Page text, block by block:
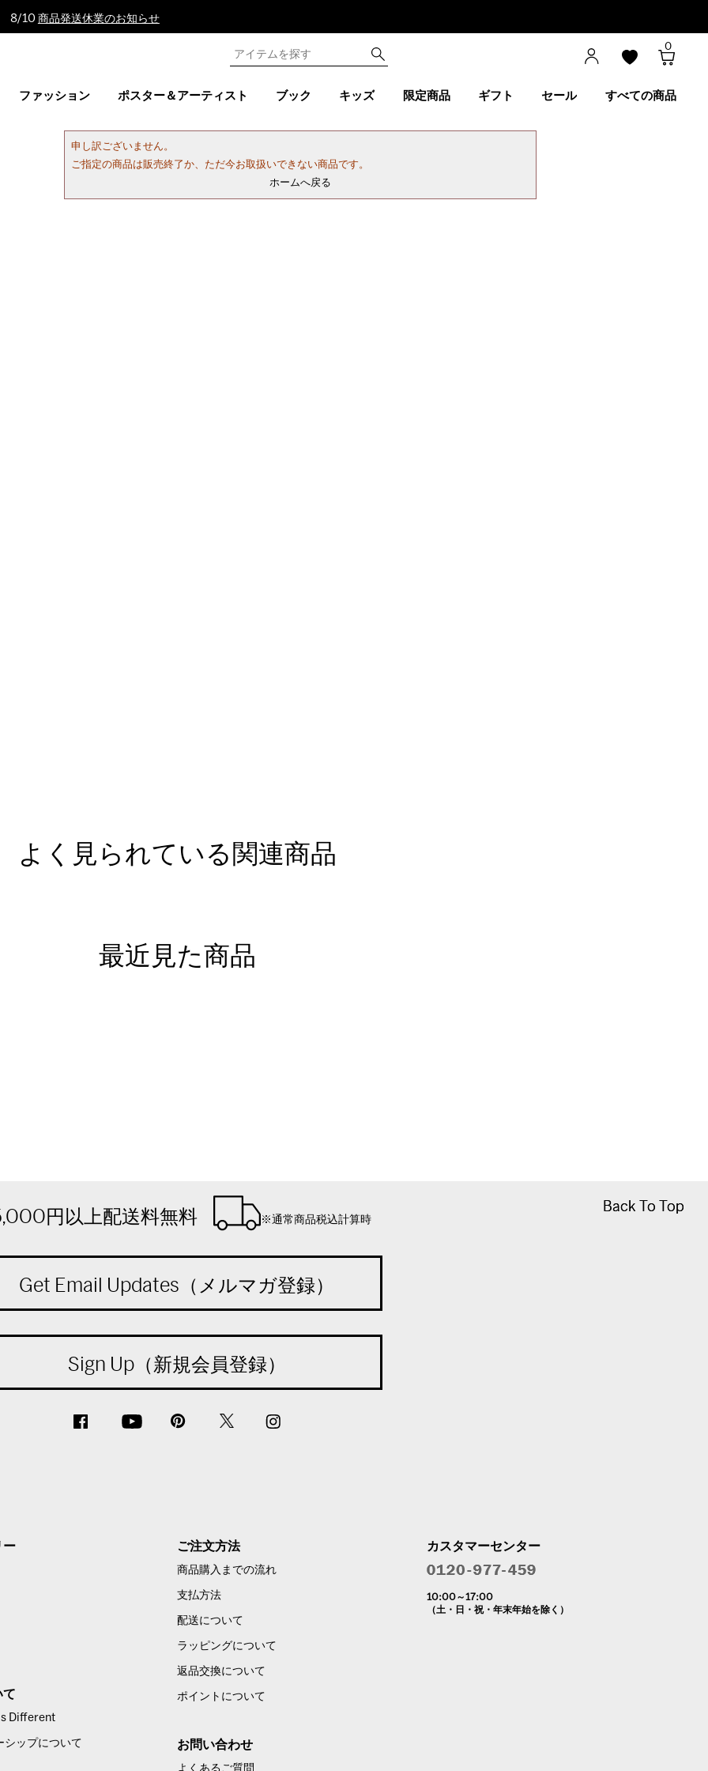
8/10 商品発送休業のお知らせ
0
ファッション ポスター＆アーティスト ブック キッズ 限定商品 ギフト セール すべての商品
申し訳ございません。
ご指定の商品は販売終了か、ただ今お取扱いできない商品です。
ホームへ戻る
よく見られている関連商品
最近見た商品
Back To Top
Back To Top
円以上配送料無料 ※通常商品税込計算時
Get Email Updates（メルマガ登録）
Sign Up（新規会員登録）
ー
て
Different
シップについて
ご注文方法
商品購入までの流れ
支払方法
配送について
ラッピングについて
返品交換について
ポイントについて
お問い合わせ
よくあるご質問
カスタマーセンター
10:00～17:00
（土・日・祝・年末年始を除く）